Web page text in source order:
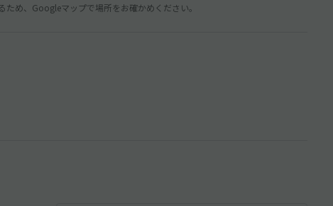
め、Googleマップで場所をお確かめください。